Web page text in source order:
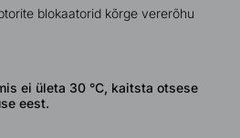
blokaatorid kõrge vererõhu
ei ületa 30 °C, kaitsta otsese
eest.